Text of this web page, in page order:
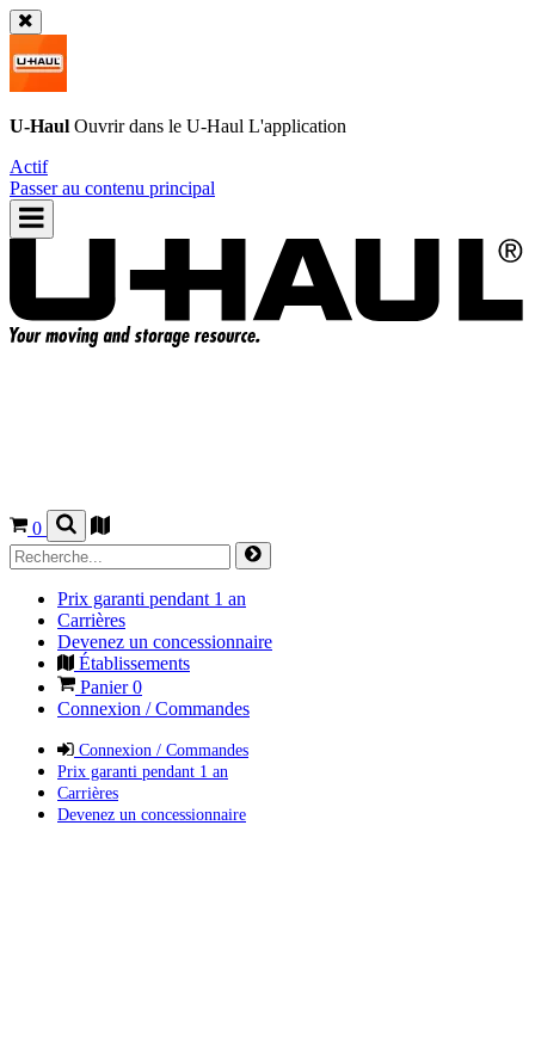
U-Haul Ouvrir dans le U-Haul L'application
Actif
Passer au contenu principal
0
Prix garanti pendant 1 an
Carrières
Devenez un concessionnaire
Établissements
Panier0
Connexion / Commandes
Connexion / Commandes
Prix garanti pendant 1 an
Carrières
Devenez un concessionnaire